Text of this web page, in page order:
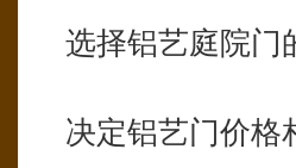
选择铝艺庭院门
决定铝艺门价格